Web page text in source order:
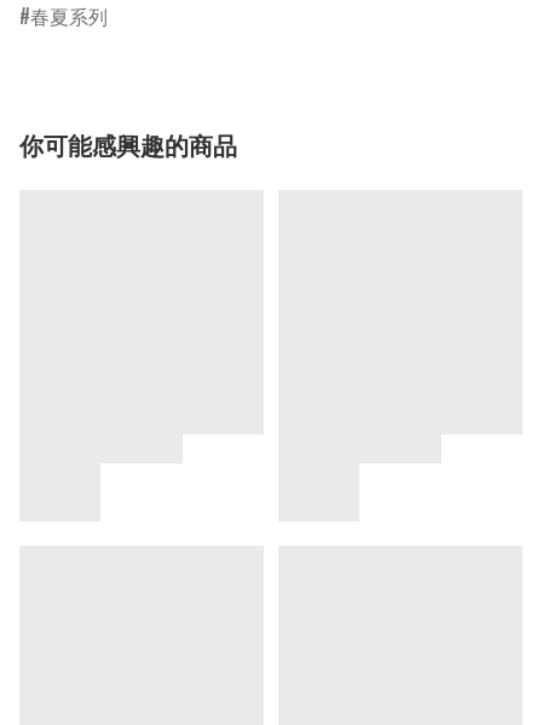
春夏系列
你可能感興趣的商品